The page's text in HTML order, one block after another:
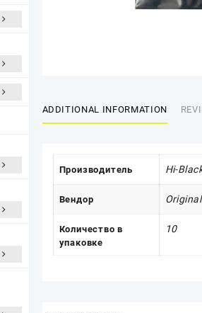
ADDITIONAL INFORMATION
Производитель Hi-
Вендор Original
Количество в
упаковке
10